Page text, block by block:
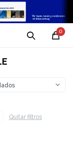
0
Quitar filtros